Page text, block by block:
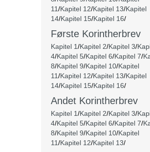
11/Kapitel 12/Kapitel 13/Kapitel
14/Kapitel 15/Kapitel 16/
Første Korintherbrev
Kapitel 1/Kapitel 2/Kapitel 3/
4/Kapitel 5/Kapitel 6/Kapitel 7/
8/Kapitel 9/Kapitel 10/Kapitel
11/Kapitel 12/Kapitel 13/Kapitel
14/Kapitel 15/Kapitel 16/
Andet Korintherbrev
Kapitel 1/Kapitel 2/Kapitel 3/
4/Kapitel 5/Kapitel 6/Kapitel 7/
8/Kapitel 9/Kapitel 10/Kapitel
11/Kapitel 12/Kapitel 13/